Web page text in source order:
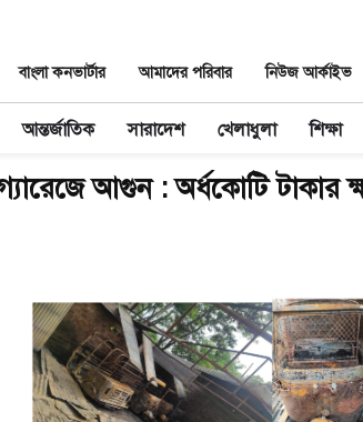
বাংলা কনভার্টার আমাদের পরিবার নিউজ আর্কাইভ
আন্তর্জাতিক সারাদেশ খেলাধুলা শিক্ষা
আগুন : অর্ধকোটি টাকার